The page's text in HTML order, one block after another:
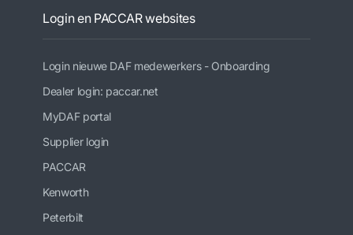
Login en PACCAR websites
Login nieuwe DAF medewerkers - Onboarding
Dealer login: paccar.net
MyDAF portal
Supplier login
PACCAR
Kenworth
Peterbilt